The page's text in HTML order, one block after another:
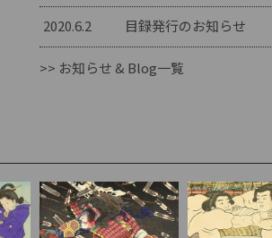
2020.6.2 目録発行のお知らせ
>> お知らせ & Blog一覧